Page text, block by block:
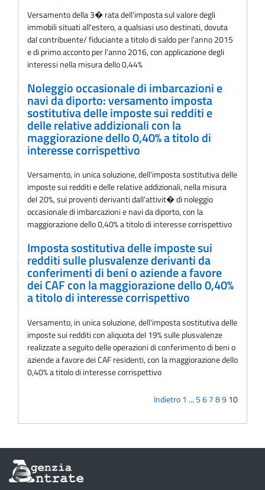
Versamento della 3� rata dell'imposta sul valore degli
immobili situati all'estero, a qualsiasi uso destinati, dovuta
dal contribuente/ fiduciante a titolo di saldo per l'anno 2015
e di primo acconto per l'anno 2016, con applicazione degli
interessi nella misura dello 0,44%
Noleggio occasionale di imbarcazioni e
navi da diporto: versamento imposta
sostitutiva delle imposte sui redditi e
delle relative addizionali con la
maggiorazione dello 0,40% a titolo di
interesse corrispettivo
Versamento, in unica soluzione, dell'imposta sostitutiva delle
imposte sui redditi e delle relative addizionali, nella misura
del 20%, sui proventi derivanti dall'attivit� di noleggio
occasionale di imbarcazioni e navi da diporto, con la
maggiorazione dello 0,40% a titolo di interesse corrispettivo
Imposta sostitutiva delle imposte sui
redditi sulle plusvalenze derivanti da
conferimenti di beni o aziende a favore
dei CAF con la maggiorazione dello 0,40%
a titolo di interesse corrispettivo
Versamento, in unica soluzione, dell'imposta sostitutiva delle
imposte sui redditi con aliquota del 19% sulle plusvalenze
realizzate a seguito delle operazioni di conferimento di beni o
aziende a favore dei CAF residenti, con la maggiorazione dello
0,40% a titolo di interesse corrispettivo
Indietro1 ... 5678910
Informazioni
sul